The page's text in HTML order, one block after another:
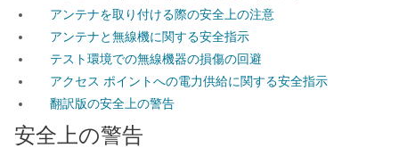
アンテナを取り付ける際の安全上の注意
アンテナと無線機に関する安全指示
テスト環境での無線機器の損傷の回避
アクセス ポイントへの電力供給に関する安全指示
翻訳版の安全上の警告
安全上の警告